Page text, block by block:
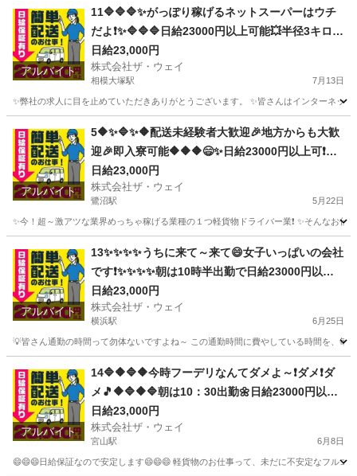
久里浜駅 配送 ネットスーパー
アルバイト
11🔷🔷🔷✨がっぽり稼げるネットスーパーはウチ
だよ❗️✨🔷🔷🔷日給23000円以上可能💥半径3キロエ
リアで1日25件前後配るだけ❗️
日給23,000円
株式会社ザ・ウェイ
相模大塚駅 7月13日
✨弊社の求人に目を止めていただきありがとうございます。 ✨皆さんはインターネッ
相模大塚駅 ドライバー ネットスーパー
アルバイト
5🔶✨🔷✨🔶配送未経験者大歓迎🎉地方からも大歓
迎🎉即入寮可能🔶🔶🔶😄✨日給23000円以上可❗️安
定収入😄軽貨物ドライバー💥
日給23,000円
株式会社ザ・ウェイ
鷺沼駅 5月22日
✨今！超～激アツな業界めっちゃ稼げる業種の１つ軽貨物ドライバー業❗️ ✨そんなお
鷺沼駅 ドライバー ネットスーパー
アルバイト
13✨✨✨✨うちに来て～来て😄女子いっぱいの会社
です❗️✨✨✨✨朝は10時半出勤で日給23000円以上
も稼げます😄
日給23,000円
株式会社ザ・ウェイ
横浜駅 6月25日
💡皆さん通勤の時間って勿体ないですよね～ この通勤時間に費やしている時間を、
横浜駅 配送 ネットスーパー
アルバイト
14🔷🔶🔷🔶今時フーデリなんてダメよ～❗ダメ❗ダ
メ🎵🔶🔷🔶🔷朝は10：30出勤🌼日給23000円以上
を稼げる💯楽しく仕事したい人～大集合🎵軽貨物
ドライバー🌸🌸
日給23,000円
株式会社ザ・ウェイ
宮山駅 6月8日
😄😄😄日給保証なので安定します😄😄😄 軽貨物のお仕事って、未だに不安定なフル